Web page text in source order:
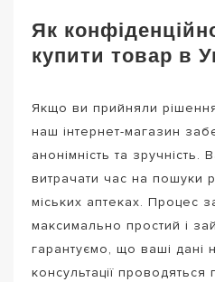
Як
купити товар в
Якщо ви прийняли
наш інтернет-магазин
анонімність та зручність.
витрачати час на пошуки
міських аптеках. Процес
максимально простий і
гарантуємо, що ваші дані
консультації проводяться